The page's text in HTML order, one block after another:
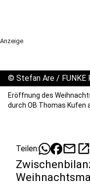
Anzeige
© Stefan Are / FUNKE
Eröffnung des
durch OB Thomas Kufen
Teilen: mailopen_in_new